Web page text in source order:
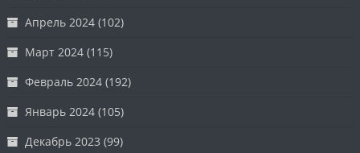
Апрель 2024 (102)
Март 2024 (115)
Февраль 2024 (192)
Январь 2024 (105)
Декабрь 2023 (99)